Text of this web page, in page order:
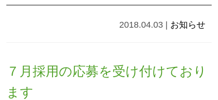
2018.04.03 | お知らせ
７月採用の応募を受け付けており
ます